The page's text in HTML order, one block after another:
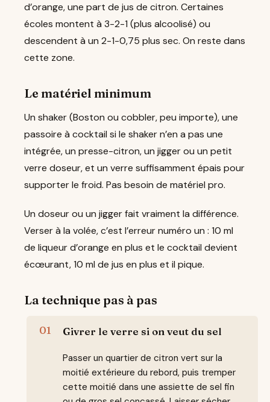
d’orange, une part de jus de citron. Certaines
écoles montent à 3-2-1 (plus alcoolisé) ou
descendent à un 2-1-0,75 plus sec. On reste dans
cette zone.
Le matériel minimum
Un shaker (Boston ou cobbler, peu importe), une
passoire à cocktail si le shaker n’en a pas une
intégrée, un presse-citron, un jigger ou un petit
verre doseur, et un verre suffisamment épais pour
supporter le froid. Pas besoin de matériel pro.
Un doseur ou un jigger fait vraiment la différence.
Verser à la volée, c’est l’erreur numéro un : 10 ml
de liqueur d’orange en plus et le cocktail devient
écœurant, 10 ml de jus en plus et il pique.
La technique pas à pas
Givrer le verre si on veut du sel
Passer un quartier de citron vert sur la
moitié extérieure du rebord, puis tremper
cette moitié dans une assiette de sel fin